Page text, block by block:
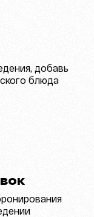
добавь
блюда